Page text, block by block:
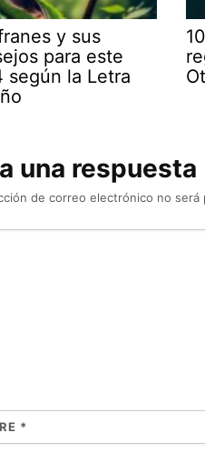
y sus
para este
según la Letra
una respuesta
de correo electrónico no será
*